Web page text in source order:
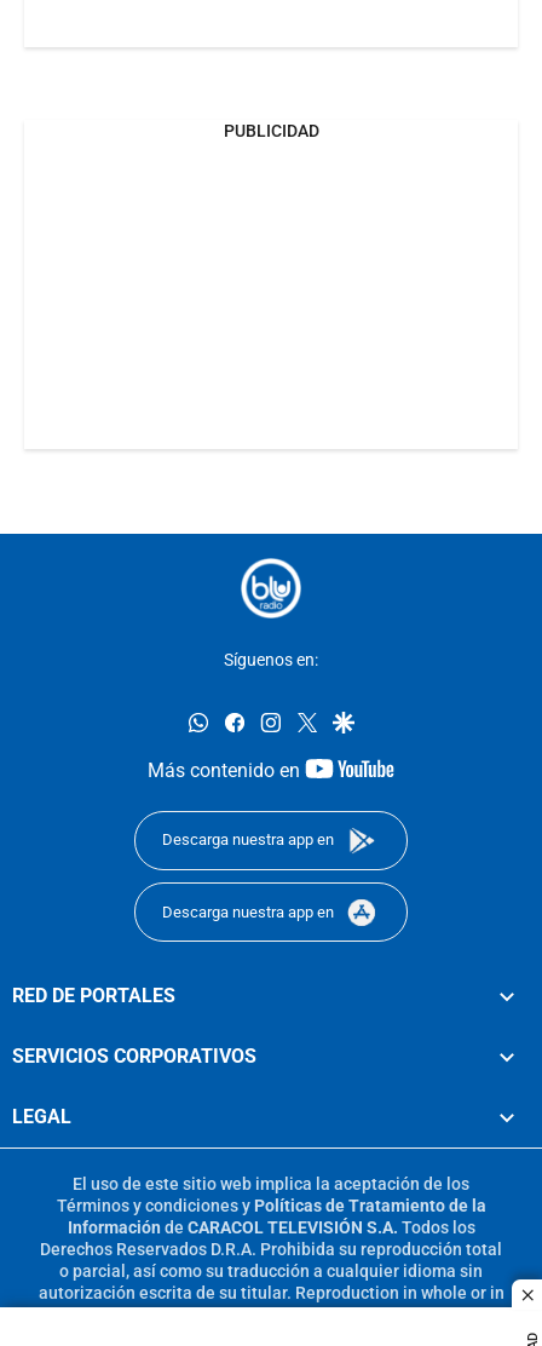
PUBLICIDAD
Síguenos en:
whatsappfacebookinstagram
twittergoogle
Más contenido en
youtube-
Descarga nuestra app en
Descarga nuestra app en
RED DE PORTALES
SERVICIOS CORPORATIVOS
LEGAL
El uso de este sitio web implica la aceptación de los
Términos y condicionesy Políticas de Tratamiento de la
Información de CARACOL TELEVISIÓN S.A. Todos los
Derechos Reservados D.R.A. Prohibida su reproducción total
o parcial, así como su traducción a cualquier idioma sin
autorización escrita de su titular. Reproduction in whole or in